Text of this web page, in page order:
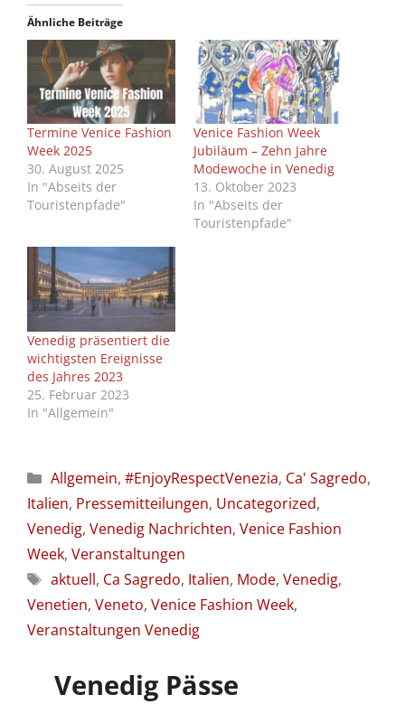
Ähnliche Beiträge
Termine Venice Fashion
Week 2025
30. August 2025
In "Abseits der
Touristenpfade"
Venice Fashion Week
Jubiläum – Zehn Jahre
Modewoche in Venedig
13. Oktober 2023
In "Abseits der
Touristenpfade"
Venedig präsentiert die
wichtigsten Ereignisse
des Jahres 2023
25. Februar 2023
In "Allgemein"
Kategorien
Allgemein, #EnjoyRespectVenezia, Ca' Sagredo,
Italien, Pressemitteilungen, Uncategorized,
Venedig, Venedig Nachrichten, Venice Fashion
Week, Veranstaltungen
Schlagwörter
aktuell, Ca Sagredo, Italien, Mode, Venedig,
Venetien, Veneto, Venice Fashion Week,
Veranstaltungen Venedig
Venedig Pässe